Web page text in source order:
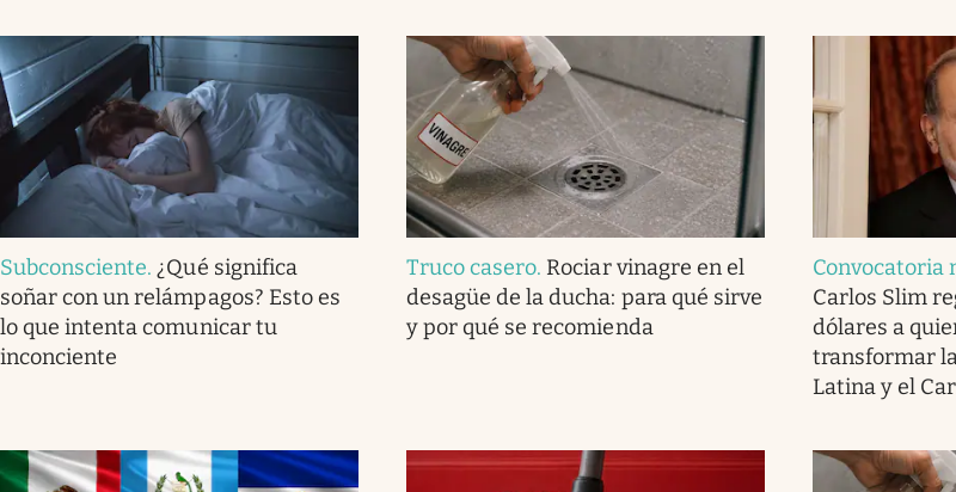
Subconsciente. ¿Qué significa
soñar con un relámpagos? Esto es
lo que intenta comunicar tu
inconciente
Truco casero. Rociar vinagre en el
desagüe de la ducha: para qué sirve
y por qué se recomienda
Convocatoria
Carlos Slim
dólares a
transformar
Latina y el